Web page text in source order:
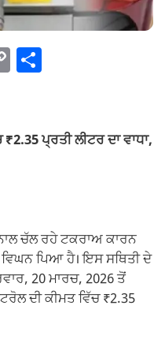
C
y e
ਪ੍ਰਤੀ ਲੀਟਰ ਦਾ ਵਾਧਾ,
ਚੱਲ ਰਹੇ ਟਕਰਾਅ ਕਾਰਨ
ਪਿਆ ਹੈ। ਇਸ ਸਥਿਤੀ ਦੇ
20 ਮਾਰਚ, 2026 ਤੋਂ
ਦੀ ਕੀਮਤ ਵਿੱਚ ₹2.35